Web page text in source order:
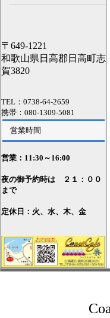
〒649-1221
和歌山県日高郡日高町志
賀3820
TEL：0738-64-2659
携帯：080-1309-5081
営業時間
営業：11:30～16:00
夜の御予約時は ２１：００
まで
定休日：火、水、木、金